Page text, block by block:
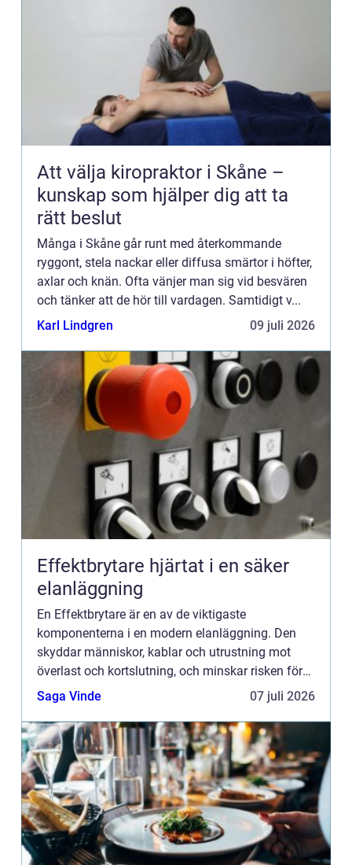
Att välja kiropraktor i Skåne –
kunskap som hjälper dig att ta
rätt beslut
Många i Skåne går runt med återkommande
ryggont, stela nackar eller diffusa smärtor i höfter,
axlar och knän. Ofta vänjer man sig vid besvären
och tänker att de hör till vardagen. Samtidigt v...
Karl Lindgren
09 juli 2026
Effektbrytare hjärtat i en säker
elanläggning
En Effektbrytare är en av de viktigaste
komponenterna i en modern elanläggning. Den
skyddar människor, kablar och utrustning mot
överlast och kortslutning, och minskar risken för
brand och driftsstopp. Många ser bara en brytare i
Saga Vinde 07 juli 2026